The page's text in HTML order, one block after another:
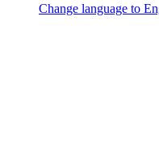
Change language to